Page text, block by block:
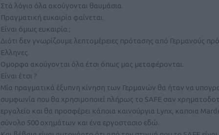
Στά λόγια όλα ακούγονται θαυμάσια.
Πραγματική ευκαιρία φαίνεται.
Είναι όμως ευκαιρία ;
Διότι δεν γνωρίζουμε λεπτομέρειες πρότασης από Γερμανούς
Ελληνες.
Ομορφα ακούγονται όλα έτσι όπως μας μεταφέρονται.
Είναι έτσι ?
Μία πραγματικά έξυπνη κίνηση των Γερμανών θα ήταν να
συμφωνία που θα χρησιμοποιεί πλήρως το SAFE σαν
εργαλείο και θα προσφέρει κάποια καινούργια Lynx, καποια
σύνολο 500 οχημάτων και ένα εργοστασιο εδώ.